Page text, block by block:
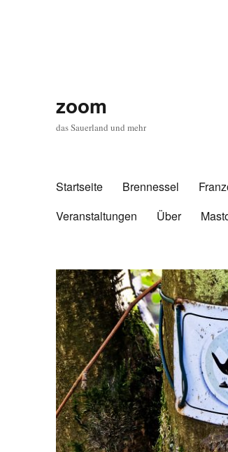
zoom
das Sauerland und mehr
Startseite Brennessel
Veranstaltungen
Über